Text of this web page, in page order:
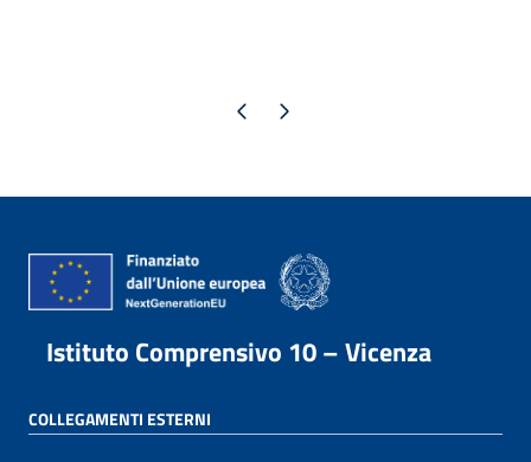
Pagina precedente
Pagina successiva
Istituto Comprensivo 10 – Vicenza
COLLEGAMENTI ESTERNI